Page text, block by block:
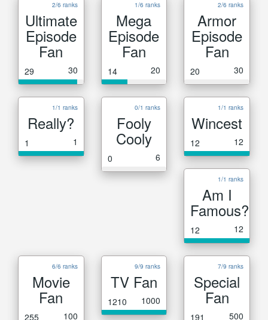
2/6 ranks
Ultimate
Episode
Fan
29 30
1/6 ranks
Mega
Episode
Fan
14 20
2/6 ranks
Armor
Episode
Fan
20 30
1/1 ranks
Really?
1 1
0/1 ranks
Fooly
Cooly
0 6
1/1 ranks
Wincest
12 12
1/1 ranks
Am I
Famous?
12 12
6/6 ranks
Movie
Fan
255 100
9/9 ranks
TV Fan
1210 1000
7/9 ranks
Special
Fan
191 500